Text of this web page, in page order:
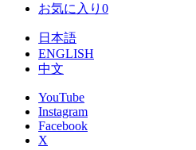
お気に入り 0
日本語
ENGLISH
中文
YouTube
Instagram
Facebook
X